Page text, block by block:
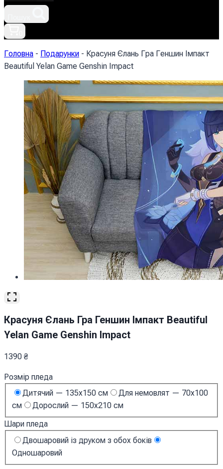
Головна - Подарунки - Красуня Єлань Гра Геншин Імпакт
Beautiful Yelan Game Genshin Impact
Красуня Єлань Гра Геншин Імпакт Beautiful
Yelan Game Genshin Impact
1390 ₴
Розмір пледа
Дитячий — 135х150 см
Для немовлят — 70х100
см
Дорослий — 150х210 см
Шари пледа
Двошаровий із друком з обох боків
Одношаровий